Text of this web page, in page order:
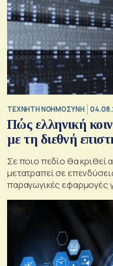
TΕΧΝΗΤΗ ΝΟΗΜΟΣΥΝΗ
Πώς ελληνική
με τη διεθνή
Σε ποιο πεδίο θα κριθεί
μετατραπεί σε
παραγωγικές εφαρμογές